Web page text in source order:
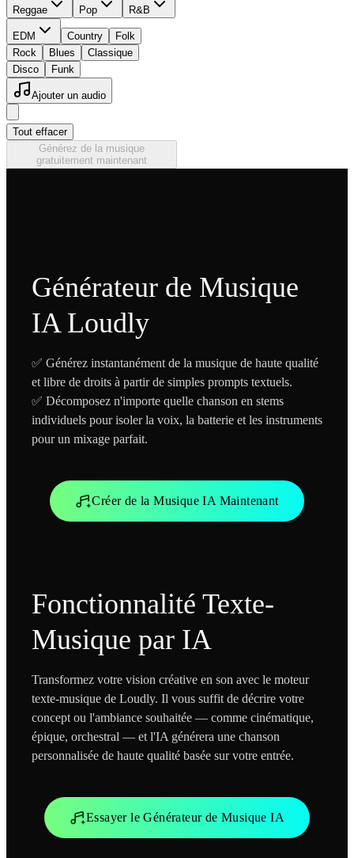
Reggae Pop R&B
EDM Country
Folk
Rock
Blues
Classique
Disco
Funk
Ajouter un audio
Tout effacer
Générez de la musique
gratuitement maintenant
Générateur de Musique
IA Loudly
✅ Générez instantanément de la musique de haute qualité
et libre de droits à partir de simples prompts textuels.
✅ Décomposez n'importe quelle chanson en stems
individuels pour isoler la voix, la batterie et les instruments
pour un mixage parfait.
Créer de la Musique IA Maintenant
Fonctionnalité Texte-
Musique par IA
Transformez votre vision créative en son avec le moteur
texte-musique de Loudly. Il vous suffit de décrire votre
concept ou l'ambiance souhaitée — comme cinématique,
épique, orchestral — et l'IA générera une chanson
personnalisée de haute qualité basée sur votre entrée.
Essayer le Générateur de Musique IA